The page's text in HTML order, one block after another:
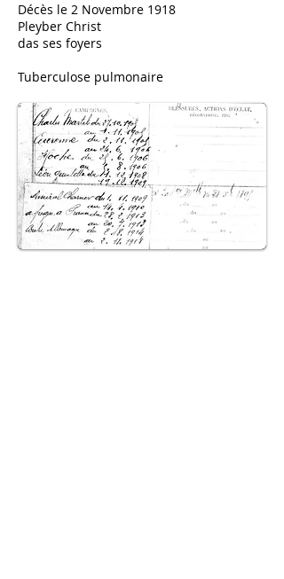
Décès le 2 Novembre 1918
Pleyber Christ
das ses foyers
Tuberculose pulmonaire